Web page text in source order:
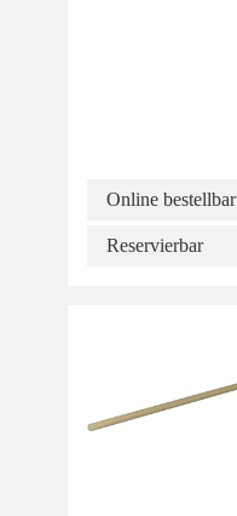
Online bestellbar
Reservierbar